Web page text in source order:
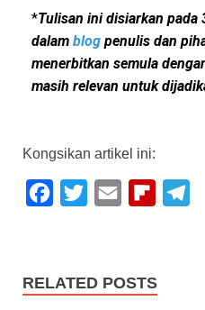
*Tulisan ini disiarkan pada
dalam blog penulis dan
menerbitkan semula
masih relevan untuk
Kongsikan artikel ini:
b
t
l
b
RELATED POSTS